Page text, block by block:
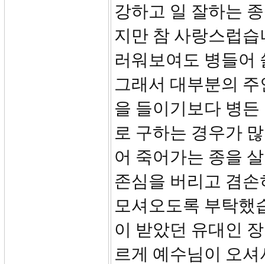
강하고 일 잘하는
지만 참 사랑스럽
러워보여도 병들어
그래서 대부분의
을 들이기보다 병
로 구하는 경우가
어 죽어가는 종을
존심을 버리고 겸
모셔오도록 부탁했
이 받았던 유대인
르게 예수님이 오